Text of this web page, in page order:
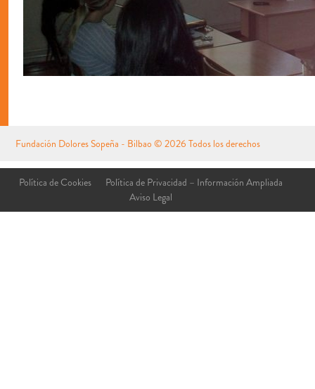
Fundación Dolores Sopeña - Bilbao © 2026 Todos los derechos
reservados Aviso Legal
Política de Cookies
Política de Privacidad – Información Ampliada
Aviso Legal